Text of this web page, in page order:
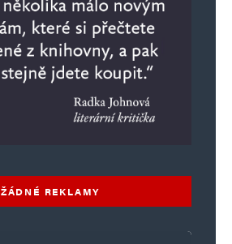
ŽÁDNÉ REKLAMY